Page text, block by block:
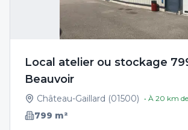
Local atelier ou stockage
Beauvoir
Château-Gaillard (01500) • À 20 km de
799 m²